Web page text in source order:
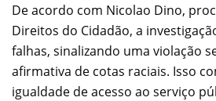
De acordo com Nicolao Dino,
Direitos do Cidadão, a
falhas, sinalizando uma violação
afirmativa de cotas raciais. Isso
igualdade de acesso ao serviço